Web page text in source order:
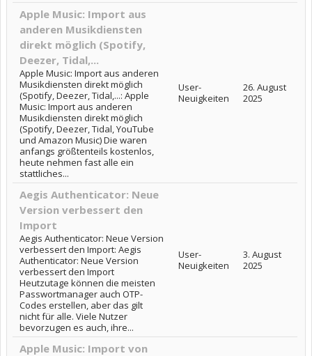
Apple Music: Import aus
anderen Musikdiensten
direkt möglich (Spotify,
Deezer, Tidal,...
Apple Music: Import aus anderen
Musikdiensten direkt möglich
(Spotify, Deezer, Tidal,...: Apple
Music: Import aus anderen
Musikdiensten direkt möglich
(Spotify, Deezer, Tidal, YouTube
und Amazon Music) Die waren
anfangs größtenteils kostenlos,
heute nehmen fast alle ein
stattliches...
User-
Neuigkeiten
26. August
2025
Aegis Authenticator: Neue
Version verbessert den
Import
Aegis Authenticator: Neue Version
verbessert den Import: Aegis
Authenticator: Neue Version
verbessert den Import
Heutzutage können die meisten
Passwortmanager auch OTP-
Codes erstellen, aber das gilt
nicht für alle. Viele Nutzer
bevorzugen es auch, ihre...
User-
Neuigkeiten
3. August
2025
Apple Music: Import von